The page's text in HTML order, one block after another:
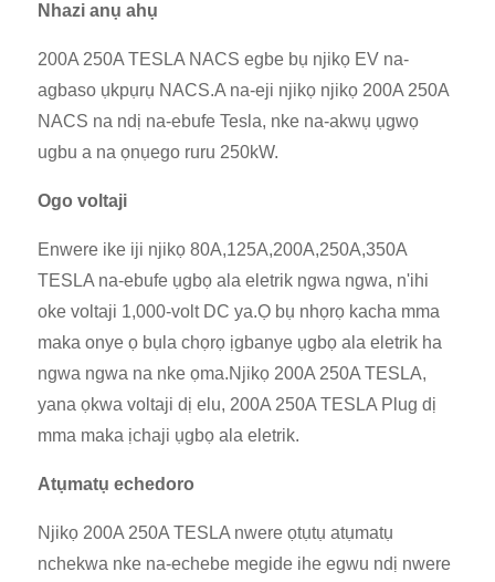
Nhazi anụ ahụ
200A 250A TESLA NACS egbe bụ njikọ EV na-
agbaso ụkpụrụ NACS.A na-eji njikọ njikọ 200A 250A
NACS na ndị na-ebufe Tesla, nke na-akwụ ụgwọ
ugbu a na ọnụego ruru 250kW.
Ogo voltaji
Enwere ike iji njikọ 80A,125A,200A,250A,350A
TESLA na-ebufe ụgbọ ala eletrik ngwa ngwa, n'ihi
oke voltaji 1,000-volt DC ya.Ọ bụ nhọrọ kacha mma
maka onye ọ bụla chọrọ ịgbanye ụgbọ ala eletrik ha
ngwa ngwa na nke ọma.Njikọ 200A 250A TESLA,
yana ọkwa voltaji dị elu, 200A 250A TESLA Plug dị
mma maka ịchaji ụgbọ ala eletrik.
Atụmatụ echedoro
Njikọ 200A 250A TESLA nwere ọtụtụ atụmatụ
nchekwa nke na-echebe megide ihe egwu ndị nwere